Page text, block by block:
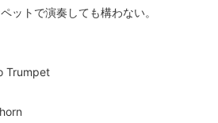
ットで演奏しても構わない。
Trumpet